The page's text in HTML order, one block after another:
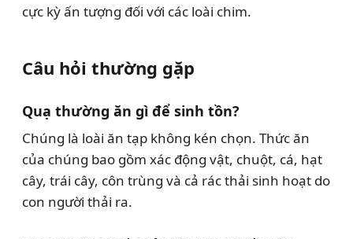
cực kỳ ấn tượng đối với các loài chim.
Câu hỏi thường gặp
Quạ thường ăn gì để sinh tồn?
Chúng là loài ăn tạp không kén chọn. Thức ăn
của chúng bao gồm xác động vật, chuột, cá, hạt
cây, trái cây, côn trùng và cả rác thải sinh hoạt do
con người thải ra.